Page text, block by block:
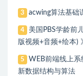
3 acwing算法基础
4
美国PBS学龄前
版视频+音频+绘本)
5
WEB前端线上
新数据结构与算法